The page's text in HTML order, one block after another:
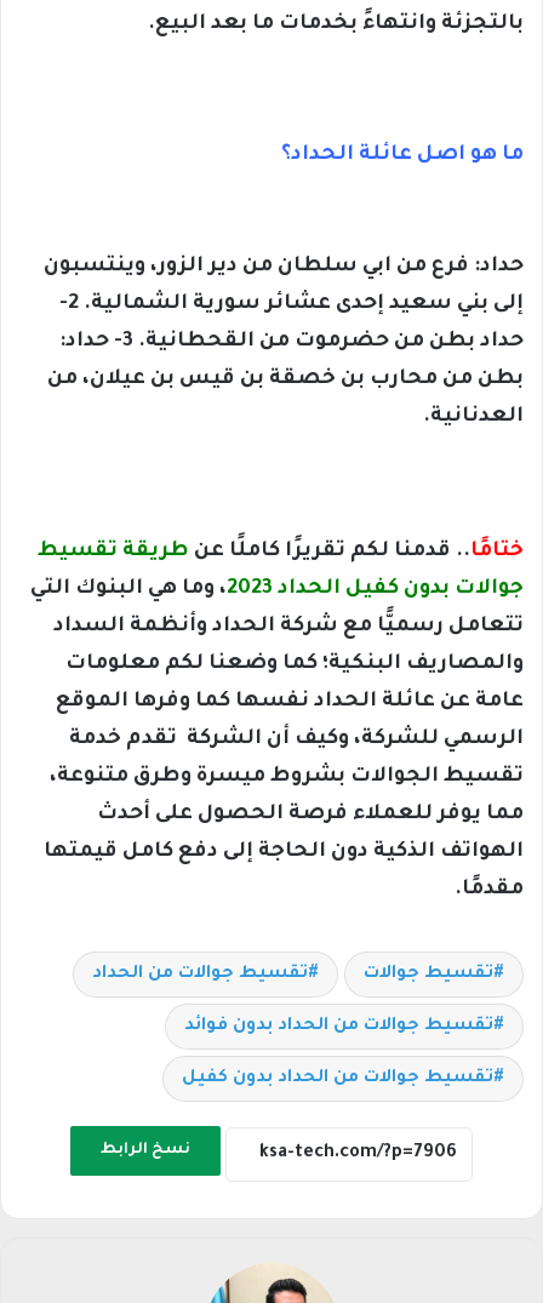
بالتجزئة وانتهاءً بخدمات ما بعد البيع.
ما هو اصل عائلة الحداد؟
حداد: فرع من ابي سلطان من دير الزور، وينتسبون
إلى بني سعيد إحدى عشائر سورية الشمالية. 2-
حداد بطن من حضرموت من القحطانية. 3- حداد:
بطن من محارب بن خصقة بن قيس بن عيلان، من
العدنانية.
ختامًا.. قدمنا لكم تقريرًا كاملًا عن طريقة تقسيط
جوالات بدون كفيل الحداد 2023
، وما هي البنوك التي
تتعامل رسميًّا مع شركة الحداد وأنظمة السداد
والمصاريف البنكية؛ كما وضعنا لكم معلومات
عامة عن عائلة الحداد نفسها كما وفرها الموقع
الرسمي للشركة، وكيف أن الشركة تقدم خدمة
تقسيط الجوالات بشروط ميسرة وطرق متنوعة،
مما يوفر للعملاء فرصة الحصول على أحدث
الهواتف الذكية دون الحاجة إلى دفع كامل قيمتها
مقدمًا.
تقسيط جوالات تقسيط جوالات من الحداد
تقسيط جوالات من الحداد بدون فوائد
تقسيط جوالات من الحداد بدون كفيل
نسخ الرابط